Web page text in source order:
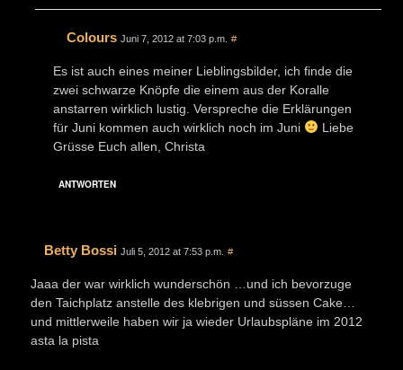
Colours Juni 7, 2012 at 7:03 p.m. #
Es ist auch eines meiner Lieblingsbilder, ich finde die
zwei schwarze Knöpfe die einem aus der Koralle
anstarren wirklich lustig. Verspreche die Erklärungen
für Juni kommen auch wirklich noch im Juni
Liebe
Grüsse Euch allen, Christa
ANTWORTEN
Betty Bossi Juli 5, 2012 at 7:53 p.m. #
Jaaa der war wirklich wunderschön …und ich bevorzuge
den Taichplatz anstelle des klebrigen und süssen Cake…
und mittlerweile haben wir ja wieder Urlaubspläne im 2012
asta la pista